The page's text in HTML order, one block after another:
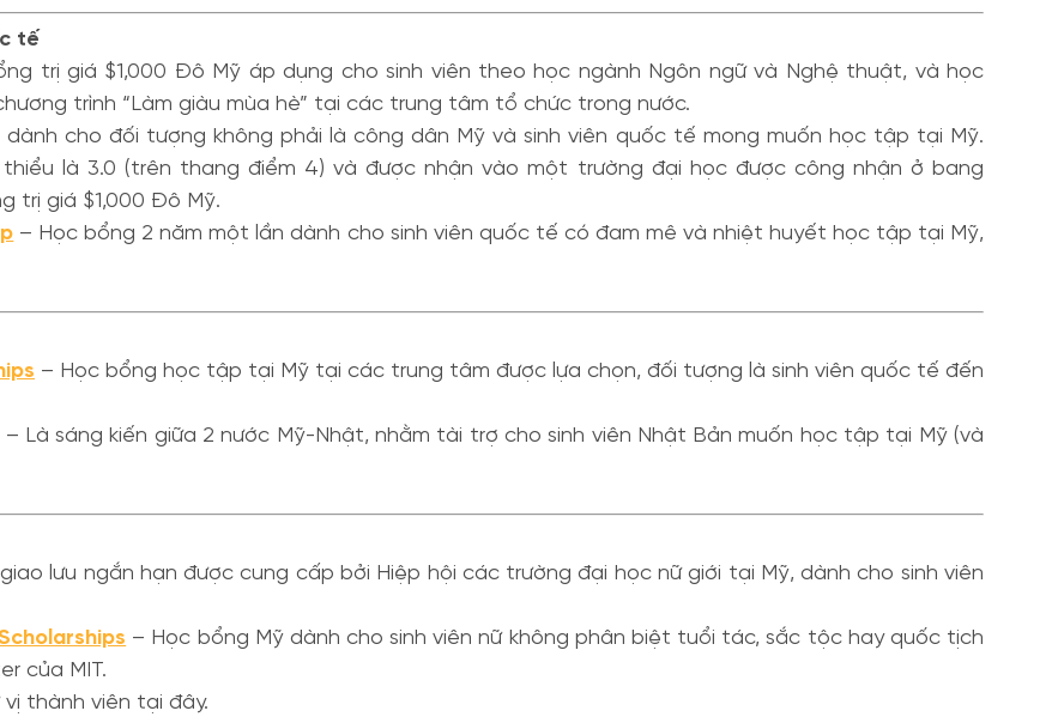
tế
trị giá $1,000 Đô Mỹ áp dụng cho sinh viên theo học ngành Ngôn ngữ và Nghệ thuật, và học
trình “Làm giàu mùa hè” tại các trung tâm tổ chức trong nước.
cho đối tượng không phải là công dân Mỹ và sinh viên quốc tế mong muốn học tập tại Mỹ.
là 3.0 (trên thang điểm 4) và được nhận vào một trường đại học được công nhận ở bang
trị giá $1,000 Đô Mỹ.
– Học bổng 2 năm một lần dành cho sinh viên quốc tế có đam mê và nhiệt huyết học tập tại Mỹ,
– Học bổng học tập tại Mỹ tại các trung tâm được lựa chọn, đối tượng là sinh viên quốc tế đến
– Là sáng kiến giữa 2 nước Mỹ-Nhật, nhằm tài trợ cho sinh viên Nhật Bản muốn học tập tại Mỹ (và
lưu ngắn hạn được cung cấp bởi Hiệp hội các trường đại học nữ giới tại Mỹ, dành cho sinh viên
– Học bổng Mỹ dành cho sinh viên nữ không phân biệt tuổi tác, sắc tộc hay quốc tịch
của MIT.
thành viên tại đây.